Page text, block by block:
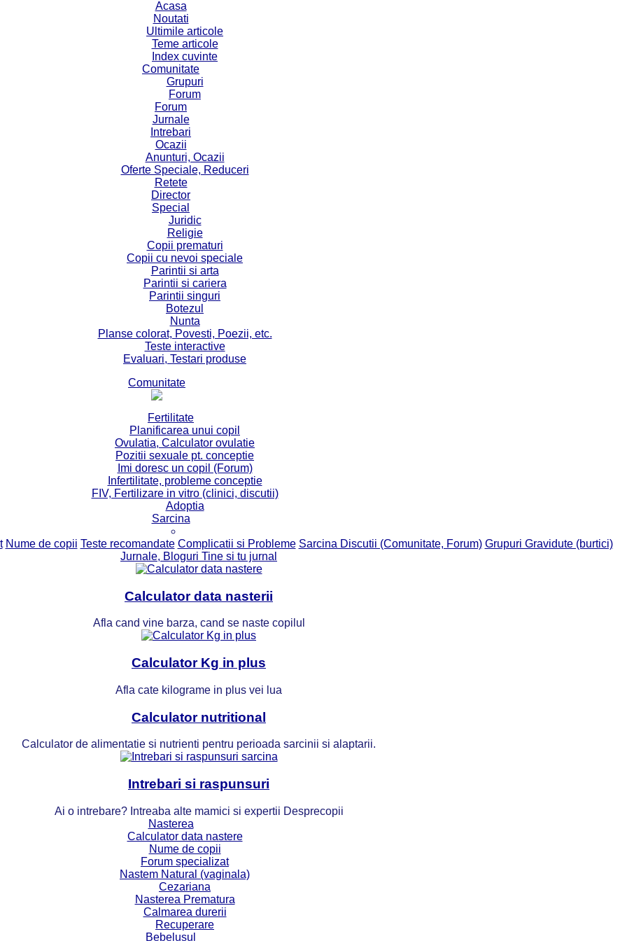
Acasa
Noutati
Ultimile articole
Teme articole
Index cuvinte
Comunitate
Grupuri
Forum
Forum
Jurnale
Intrebari
Ocazii
Anunturi, Ocazii
Oferte Speciale, Reduceri
Retete
Director
Special
Juridic
Religie
Copii prematuri
Copii cu nevoi speciale
Parintii si arta
Parintii si cariera
Parintii singuri
Botezul
Nunta
Planse colorat, Povesti, Poezii, etc.
Teste interactive
Evaluari, Testari produse
Comunitate
Fertilitate
Planificarea unui copil
Ovulatia, Calculator ovulatie
Pozitii sexuale pt. conceptie
Imi doresc un copil (Forum)
Infertilitate, probleme conceptie
FIV, Fertilizare in vitro (clinici, discutii)
Adoptia
Sarcina
Nume de copii Teste recomandate Complicatii si Probleme Sarcina Discutii (Comunitate, Forum) Grupuri Gravidute (burtici)
Jurnale, Bloguri Tine si tu jurnal
Calculator data nasterii
Afla cand vine barza, cand se naste copilul
Calculator Kg in plus
Afla cate kilograme in plus vei lua
Calculator nutritional
Calculator de alimentatie si nutrienti pentru perioada sarcinii si alaptarii.
Intrebari si raspunsuri
Ai o intrebare? Intreaba alte mamici si expertii Desprecopii
Nasterea
Calculator data nastere
Nume de copii
Forum specializat
Nastem Natural (vaginala)
Cezariana
Nasterea Prematura
Calmarea durerii
Recuperare
Bebelusul